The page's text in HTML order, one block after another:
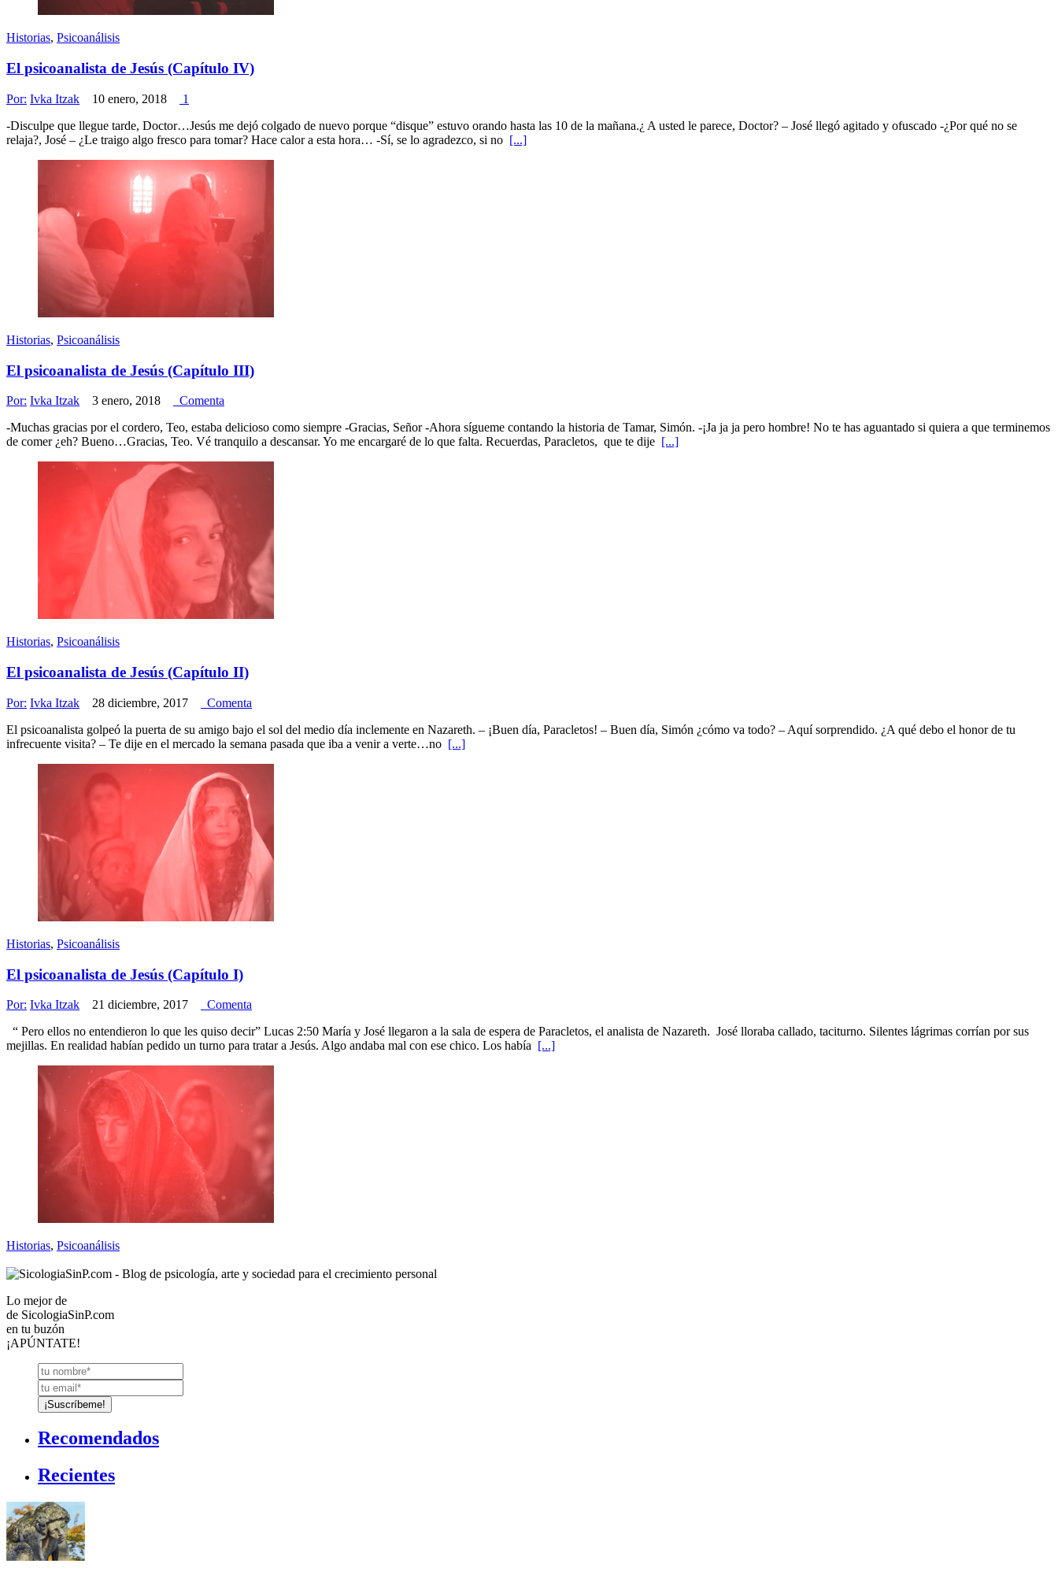
Historias, Psicoanálisis
El psicoanalista de Jesús (Capítulo IV)
Por: Ivka Itzak 10 enero, 2018
1
-Disculpe que llegue tarde, Doctor…Jesús me dejó colgado de nuevo porque “disque” estuvo orando hasta las 10 de la mañana.¿ A usted le parece, Doctor? – José llegó agitado y ofuscado -¿Por qué no se
relaja?, José – ¿Le traigo algo fresco para tomar? Hace calor a esta hora… -Sí, se lo agradezco, si no [...]
Historias, Psicoanálisis
El psicoanalista de Jesús (Capítulo III)
Por: Ivka Itzak 3 enero, 2018
Comenta
-Muchas gracias por el cordero, Teo, estaba delicioso como siempre -Gracias, Señor -Ahora sígueme contando la historia de Tamar, Simón. -¡Ja ja ja pero hombre! No te has aguantado si quiera a que terminemos
de comer ¿eh? Bueno…Gracias, Teo. Vé tranquilo a descansar. Yo me encargaré de lo que falta. Recuerdas, Paracletos, que te dije [...]
Historias, Psicoanálisis
El psicoanalista de Jesús (Capítulo II)
Por: Ivka Itzak 28 diciembre, 2017
Comenta
El psicoanalista golpeó la puerta de su amigo bajo el sol del medio día inclemente en Nazareth. – ¡Buen día, Paracletos! – Buen día, Simón ¿cómo va todo? – Aquí sorprendido. ¿A qué debo el honor de tu
infrecuente visita? – Te dije en el mercado la semana pasada que iba a venir a verte…no [...]
Historias, Psicoanálisis
El psicoanalista de Jesús (Capítulo I)
Por: Ivka Itzak 21 diciembre, 2017
Comenta
“ Pero ellos no entendieron lo que les quiso decir” Lucas 2:50 María y José llegaron a la sala de espera de Paracletos, el analista de Nazareth. José lloraba callado, taciturno. Silentes lágrimas corrían por sus
mejillas. En realidad habían pedido un turno para tratar a Jesús. Algo andaba mal con ese chico. Los había [...]
Historias, Psicoanálisis
Lo mejor de
de SicologiaSinP.com
en tu buzón
¡APÚNTATE!
Recomendados
Recientes